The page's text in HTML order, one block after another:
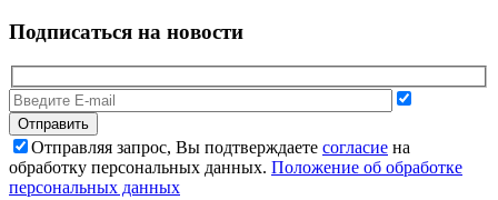
Подписаться на новости
Отправляя запрос, Вы подтверждаете согласие на
обработку персональных данных. Положение об обработке
персональных данных